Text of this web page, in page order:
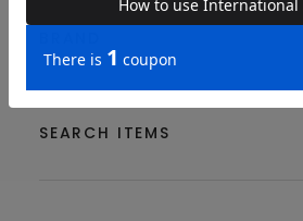
SEARCH ITEMS